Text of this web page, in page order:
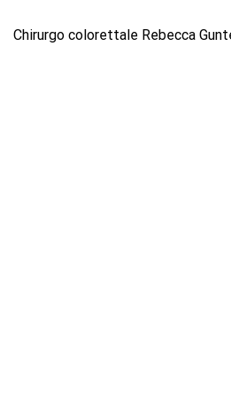
Chirurgo colorettale Rebecca